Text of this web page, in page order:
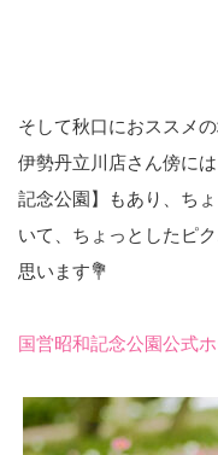
そして秋口におススメ
伊勢丹立川店さん傍に
記念公園】もあり、ち
いて、ちょっとしたピ
思います💐
国営昭和記念公園公式